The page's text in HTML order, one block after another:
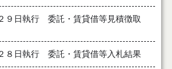
９日執行 委託・賃貸借等見積徴取
８日執行 委託・賃貸借等入札結果